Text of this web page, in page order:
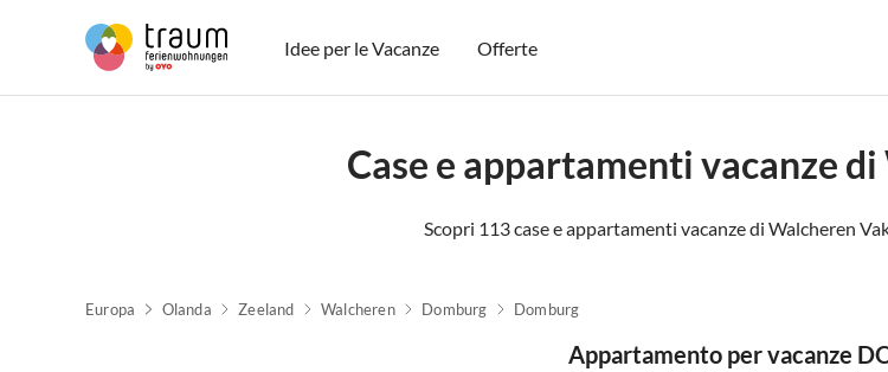
Idee per le Vacanze Offerte
Case e appartamenti vacanze
Scopri 113 case e appartamenti vacanze di Walcheren
Europa Olanda Zeeland Walcheren Domburg Domburg
Appartamento per vacanze